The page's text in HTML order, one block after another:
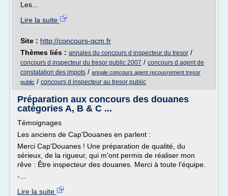
Les...
Lire la suite
Site : http://concours-qcm.fr
Thèmes liés : annales du concours d inspecteur du tresor /
concours d inspecteur du tresor public 2007 / concours d agent de
constatation des impots / annale concours agent recouvrement tresor
public / concours d inspecteur au tresor public
Préparation aux concours des douanes
catégories A, B & C ...
Témoignages
Les anciens de Cap'Douanes en parlent :
Merci Cap'Douanes ! Une préparation de qualité, du
sérieux, de la rigueur, qui m'ont permis de réaliser mon
rêve : Être inspecteur des douanes. Merci à toute l'équipe.
-...
Lire la suite